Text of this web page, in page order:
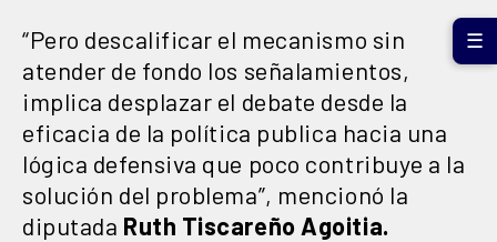
“Pero descalificar el mecanismo sin
atender de fondo los señalamientos,
implica desplazar el debate desde la
eficacia de la política publica hacia una
lógica defensiva que poco contribuye a la
solución del problema”, mencionó la
diputada Ruth Tiscareño Agoitia.
☰